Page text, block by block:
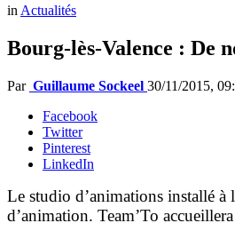
inActualités
Bourg-lès-Valence : De
Par Guillaume Sockeel 30/11/2015,
Facebook
Twitter
Pinterest
LinkedIn
Le studio d’animations installé à
d’animation. Team’To